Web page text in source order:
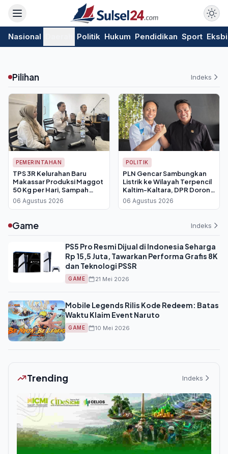
Nasional Politik Hukum Pendidikan Sport
Pilihan Indeks
PEMERINTAHAN
TPS 3R Kelurahan Baru
Makassar Produksi Maggot
50 Kg per Hari, Sampah
Organik Jadi Punya Nilai Jual
06 Agustus 2026
POLITIK
PLN Gencar Sambungkan
Listrik ke Wilayah Terpencil
Kaltim-Kaltara, DPR Dorong
Percepatan Elektrifikasi
06 Agustus 2026
Game Indeks
PS5 Pro Resmi Dijual di Indonesia Seharga
Rp 15,5 Juta, Tawarkan Performa Grafis 8K
dan Teknologi PSSR
GAME 21 Mei 2026
Mobile Legends Rilis Kode Redeem: Batas
Waktu Klaim Event Naruto
GAME 10 Mei 2026
Trending Indeks